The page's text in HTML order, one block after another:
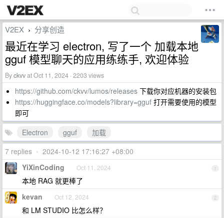
V2EX › 分享创造
最近在学习 electron, 写了一个 加载本地
gguf 模型聊天的应用练练手, 欢迎体验
Byckvvat Oct 11, 2024 · 2203 views
https://github.com/ckvv/lumos/releases 下载你对应机器的安装包
https://huggingface.co/models?library=gguf 打开需要使用的模型
即可
Electron
gguf
加载
7 replies • 2024-10-12 17:16:27 +08:00
1
YiXinCoding Oct 11, 2024
本地 RAG 就更棒了
2
kevan Oct 12, 2024
和 LM STUDIO 比怎么样？